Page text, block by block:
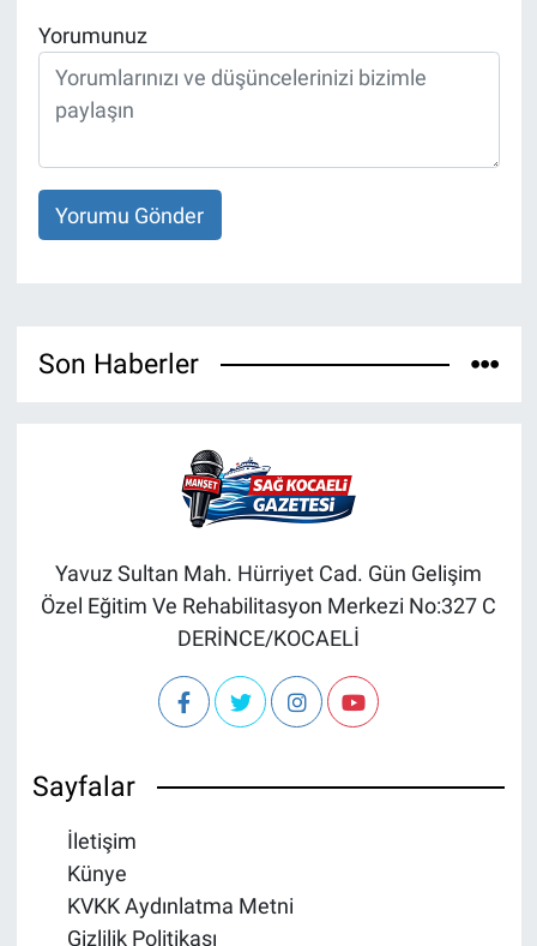
Yorumunuz
Yorumu Gönder
Son Haberler
Yavuz Sultan Mah. Hürriyet Cad. Gün Gelişim
Özel Eğitim Ve Rehabilitasyon Merkezi No:327 C
DERİNCE/KOCAELİ
Sayfalar
İletişim
Künye
KVKK Aydınlatma Metni
Gizlilik Politikası